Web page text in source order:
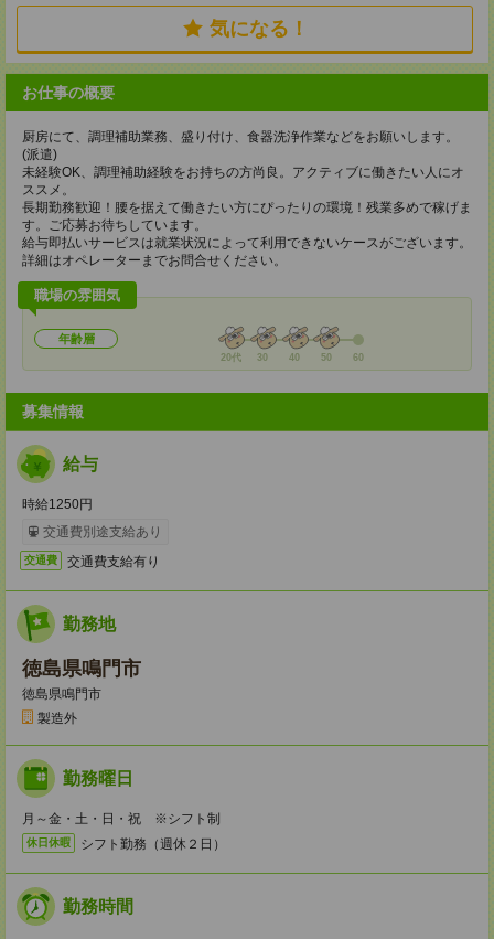
気になる！
お仕事の概要
厨房にて、調理補助業務、盛り付け、食器洗浄作業などをお願いします。
(派遣)
未経験OK、調理補助経験をお持ちの方尚良。アクティブに働きたい人にオ
ススメ。
長期勤務歓迎！腰を据えて働きたい方にぴったりの環境！残業多めで稼げま
す。ご応募お待ちしています。
給与即払いサービスは就業状況によって利用できないケースがございます。
詳細はオペレーターまでお問合せください。
職場の雰囲気
年齢層
20代 30 40 50 60
募集情報
給与
時給1250円
交通費別途支給あり
交通費 交通費支給有り
勤務地
徳島県鳴門市
徳島県鳴門市
製造外
勤務曜日
月～金・土・日・祝 ※シフト制
休日休暇 シフト勤務（週休２日）
勤務時間